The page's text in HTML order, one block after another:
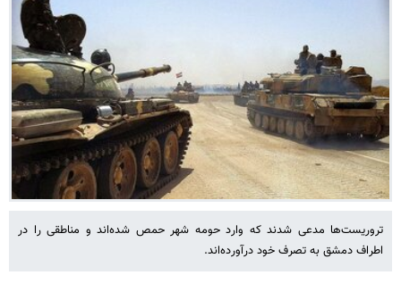
تروریست‌ها مدعی شدند که وارد حومه شهر حمص شده‌اند و مناطقی را در
اطراف دمشق به تصرف خود درآورده‌اند.